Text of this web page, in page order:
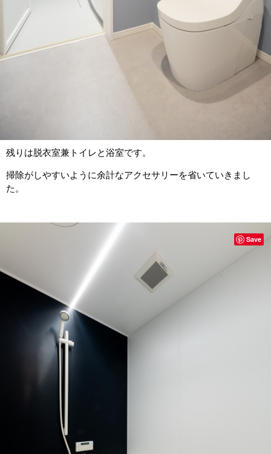
残りは脱衣室兼トイレと浴室です。
掃除がしやすいように余計なアクセサリーを省いていきまし
た。
Save